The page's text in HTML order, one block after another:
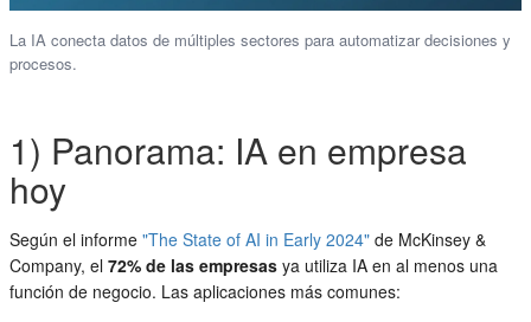
La IA conecta datos de múltiples sectores para automatizar decisiones y
procesos.
1) Panorama: IA en empresa
hoy
Según el informe "The State of AI in Early 2024" de McKinsey &
Company, el 72% de las empresas ya utiliza IA en al menos una
función de negocio. Las aplicaciones más comunes: